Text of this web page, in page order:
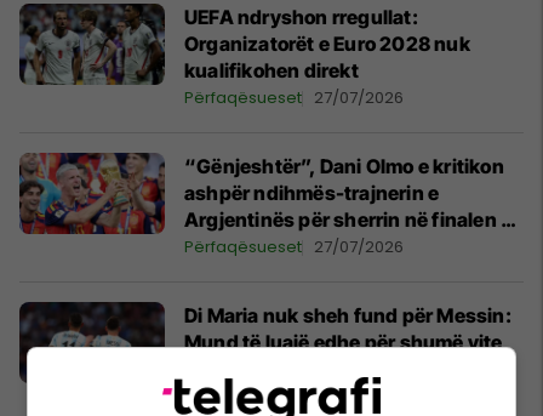
UEFA ndryshon rregullat:
Organizatorët e Euro 2028 nuk
kualifikohen direkt
Përfaqësueset 27/07/2026
“Gënjeshtër”, Dani Olmo e kritikon
ashpër ndihmës-trajnerin e
Argjentinës për sherrin në finalen e
Kupës së Botës
Përfaqësueset 27/07/2026
Di Maria nuk sheh fund për Messin:
Mund të luajë edhe për shumë vite
Përfaqësueset 27/07/2026